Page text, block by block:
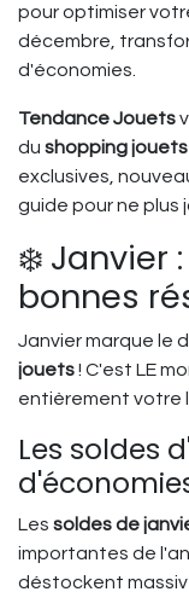
pour optimiser
décembre,
d'économies.
Tendance Jouets
du shopping
exclusives,
guide pour ne plus
❄️ Janvier
bonnes
Janvier marque le
jouets! C'est LE
entièrement votre
Les soldes
Les soldes de
importantes de
déstockent